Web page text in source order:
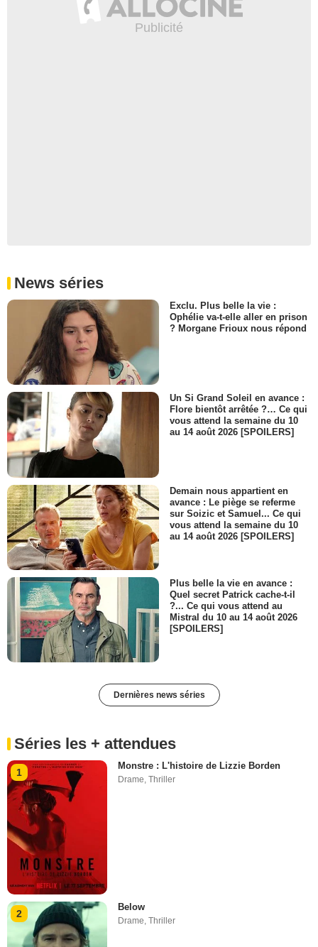
News séries
Exclu. Plus belle la vie :
Ophélie va-t-elle aller en prison
? Morgane Frioux nous répond
Un Si Grand Soleil en avance :
Flore bientôt arrêtée ?… Ce qui
vous attend la semaine du 10
au 14 août 2026 [SPOILERS]
Demain nous appartient en
avance : Le piège se referme
sur Soizic et Samuel... Ce qui
vous attend la semaine du 10
au 14 août 2026 [SPOILERS]
Plus belle la vie en avance :
Quel secret Patrick cache-t-il
?... Ce qui vous attend au
Mistral du 10 au 14 août 2026
[SPOILERS]
Dernières news séries
Séries les + attendues
1
Monstre : L'histoire de Lizzie Borden
Drame,Thriller
2
Below
Drame ,Thriller